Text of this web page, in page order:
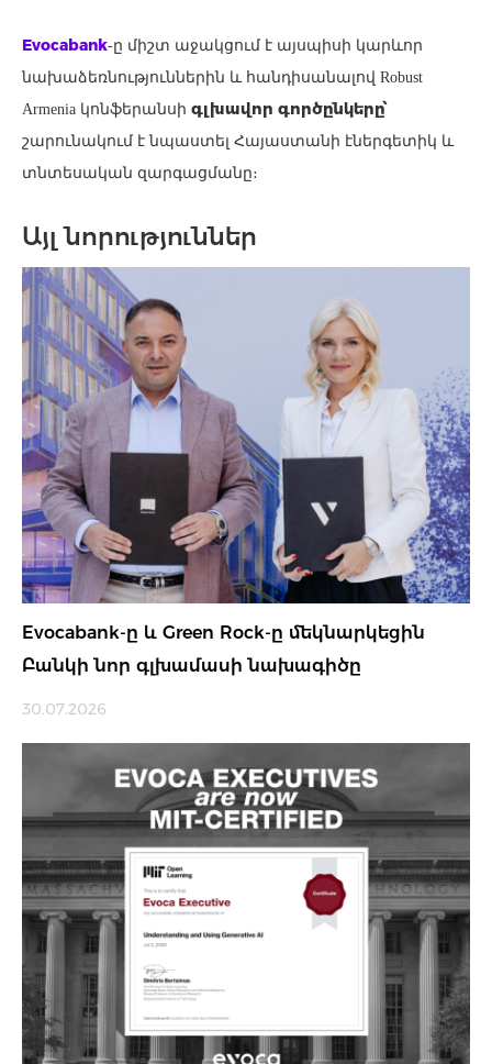
Evocabank-ը միշտ աջակցում է այսպիսի կարևոր
նախաձեռնություններին և հանդիսանալով Robust
Armenia կոնֆերանսի գլխավոր գործընկերը՝
շարունակում է նպաստել Հայաստանի էներգետիկ և
տնտեսական զարգացմանը։
Այլ նորություններ
Evocabank-ը և Green Rock-ը մեկնարկեցին
Բանկի նոր գլխամասի նախագիծը
30.07.2026